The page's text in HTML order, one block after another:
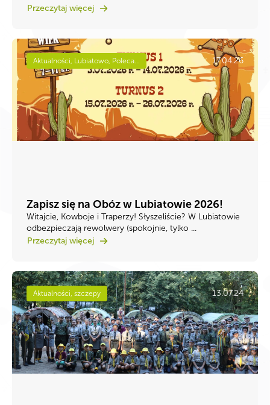
Przeczytaj więcej
Aktualności, Lubiatowo, Poleca... 17.04.26
Zapisz się na Obóz w Lubiatowie 2026!
Witajcie, Kowboje i Traperzy! ​Słyszeliście? W Lubiatowie
odbezpieczają rewolwery (spokojnie, tylko ...
Przeczytaj więcej
Aktualności, szczepy 13.07.24